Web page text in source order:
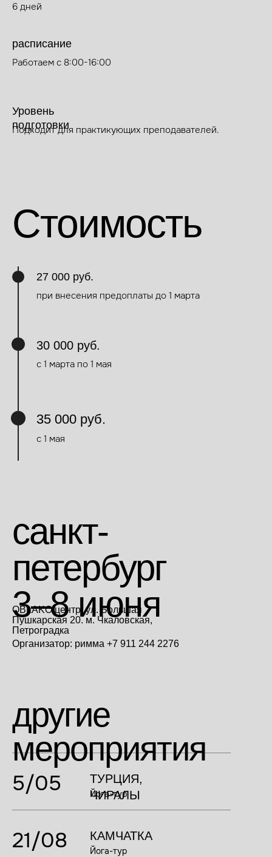
расписание
Уровень
подготовки
6 дней
Работаем с 8:00-16:00
Подходит для практикующих преподавателей.
Стоимость
27 000 руб.
30 000 руб.
35 000 руб.
при внесения предоплаты до 1 марта
с 1 марта по 1 мая
с 1 мая
санкт-
петербург
3–8 июня
Организатор: римма +7 911 244 2276
OBLAKO центр. ул. Большая
Пушкарская 20. м. Чкаловская,
Петроградка
другие
мероприятия
5/05
ТУРЦИЯ,
ЧИРАЛЫ
Йога-тур
21/08 КАМЧАТКА
Йога-тур